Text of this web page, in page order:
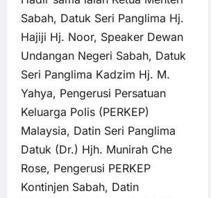
Sabah, Datuk Seri Panglima Hj.
Hajiji Hj. Noor, Speaker Dewan
Undangan Negeri Sabah, Datuk
Seri Panglima Kadzim Hj. M.
Yahya, Pengerusi Persatuan
Keluarga Polis (PERKEP)
Malaysia, Datin Seri Panglima
Datuk (Dr.) Hjh. Munirah Che
Rose, Pengerusi PERKEP
Kontinjen Sabah, Datin